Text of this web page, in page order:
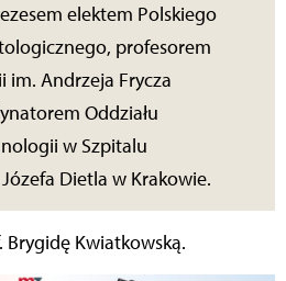
elektem Polskiego
profesorem
im. Andrzeja Frycza
Oddziału
w Szpitalu
Dietla w Krakowie.
Brygidę Kwiatkowską.